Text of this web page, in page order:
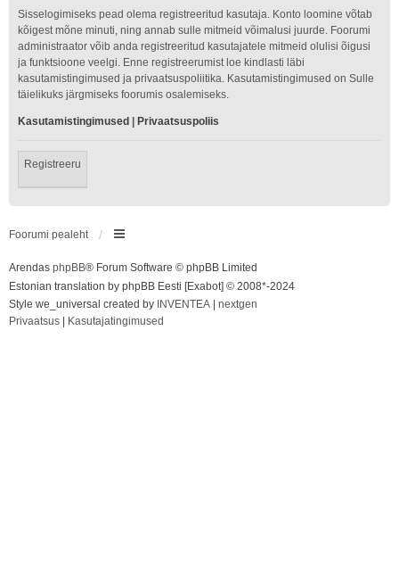
Sisselogimiseks pead olema registreeritud kasutaja. Konto loomine võtab
kõigest mõne minuti, ning annab sulle mitmeid võimalusi juurde. Foorumi
administraator võib anda registreeritud kasutajatele mitmeid olulisi õigusi
ja funktsioone veelgi. Enne registreerumist loe kindlasti läbi
kasutamistingimused ja privaatsuspoliitika. Kasutamistingimused on Sulle
täielikuks järgmiseks foorumis osalemiseks.
Kasutamistingimused Privaatsuspoliis
Registreeru
Foorumi pealeht
Arendas phpBB® Forum Software © phpBB Limited
Estonian translation by phpBB Eesti [Exabot] © 2008*-2024
Style we_universal created by INVENTEA
nextgen
Privaatsus
Kasutajatingimused